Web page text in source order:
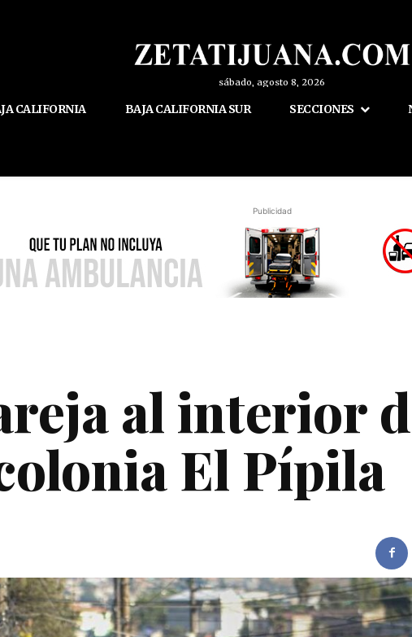
sábado, agosto 8, 2026
CALIFORNIA BAJA CALIFORNIA SUR SECCIONES
Publicidad
al interior
El Pípila